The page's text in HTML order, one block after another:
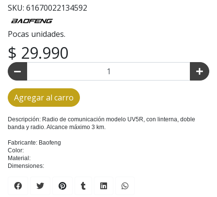
SKU: 61670022134592
Pocas unidades.
$ 29.990
Agregar al carro
Descripción: Radio de comunicación modelo UV5R, con linterna, doble
banda y radio. Alcance máximo 3 km.
Fabricante: Baofeng
Color:
Material:
Dimensiones: